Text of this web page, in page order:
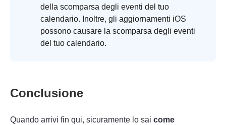
della scomparsa degli eventi del tuo
calendario. Inoltre, gli aggiornamenti iOS
possono causare la scomparsa degli eventi
del tuo calendario.
Conclusione
Quando arrivi fin qui, sicuramente lo sai come